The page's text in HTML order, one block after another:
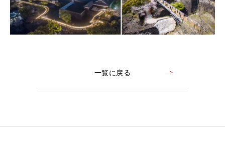
コンプライアンスポリシー プライバシーポリシー ご利用規約
一覧に戻る